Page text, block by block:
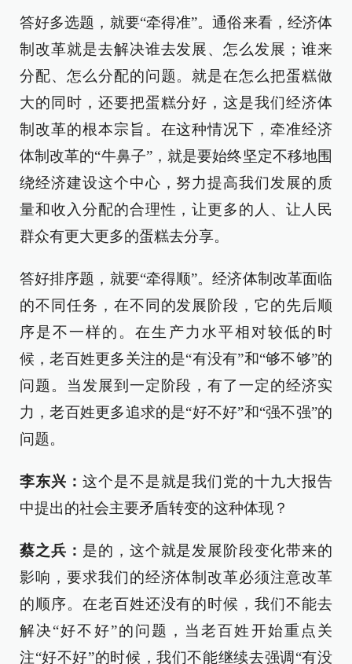
答好多选题，就要“牵得准”。通俗来看，经济体
制改革就是去解决谁去发展、怎么发展；谁来
分配、怎么分配的问题。就是在怎么把蛋糕做
大的同时，还要把蛋糕分好，这是我们经济体
制改革的根本宗旨。在这种情况下，牵准经济
体制改革的“牛鼻子”，就是要始终坚定不移地围
绕经济建设这个中心，努力提高我们发展的质
量和收入分配的合理性，让更多的人、让人民
群众有更大更多的蛋糕去分享。
答好排序题，就要“牵得顺”。经济体制改革面临
的不同任务，在不同的发展阶段，它的先后顺
序是不一样的。在生产力水平相对较低的时
候，老百姓更多关注的是“有没有”和“够不够”的
问题。当发展到一定阶段，有了一定的经济实
力，老百姓更多追求的是“好不好”和“强不强”的
问题。
李东兴： 这个是不是就是我们党的十九大报告
中提出的社会主要矛盾转变的这种体现？
蔡之兵： 是的，这个就是发展阶段变化带来的
影响，要求我们的经济体制改革必须注意改革
的顺序。在老百姓还没有的时候，我们不能去
解决“好不好”的问题，当老百姓开始重点关
注“好不好”的时候，我们不能继续去强调“有没